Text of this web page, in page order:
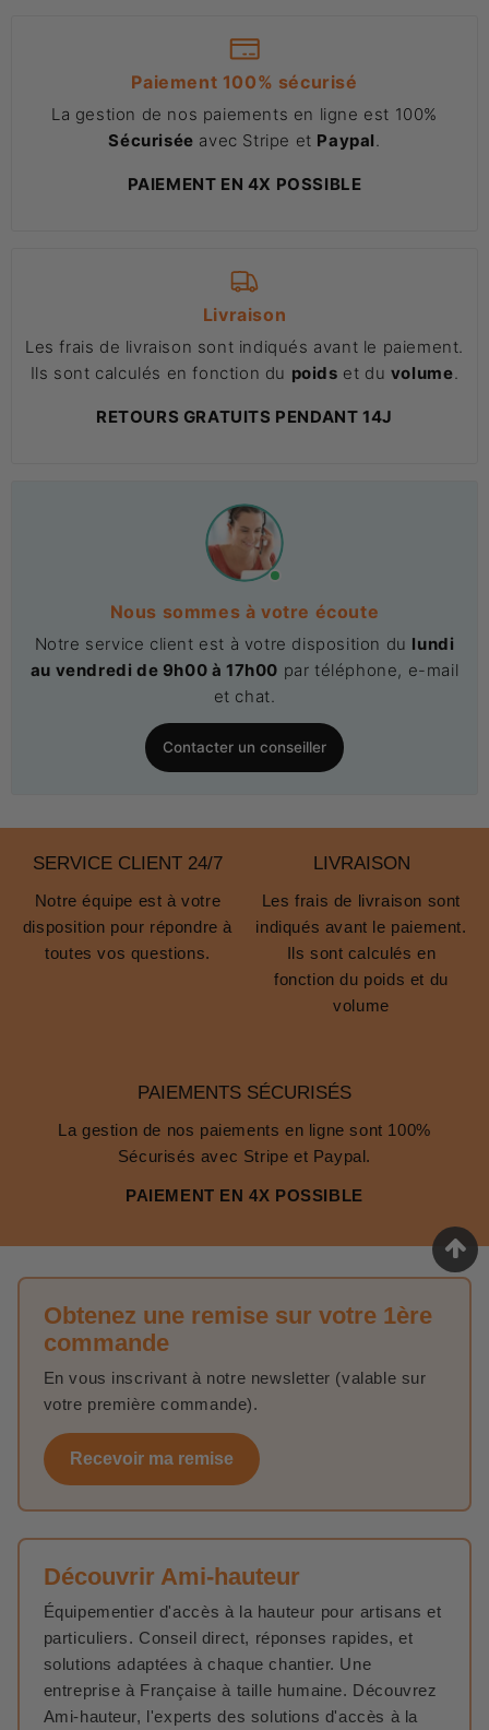
Paiement 100% sécurisé
La gestion de nos paiements en ligne est 100%
Sécurisée avec Stripe et Paypal
PAIEMENT EN 4X POSSIBLE
Livraison
Les frais de livraison sont indiqués avant le paiement.
Ils sont calculés en fonction du poids et du volume
RETOURS GRATUITS PENDANT 14J
Nous sommes à votre écoute
Notre service client est à votre disposition du lundi
au vendredi de 9h00 à 17h00 par téléphone, e-mail
et chat.
Contacter un conseiller
SERVICE CLIENT 24/7
Notre équipe est à votre
disposition pour répondre à
toutes vos questions.
LIVRAISON
Les frais de livraison sont
indiqués avant le paiement.
Ils sont calculés en
fonction du poids et du
volume
PAIEMENTS SÉCURISÉS
La gestion de nos paiements en ligne sont 100%
Sécurisés avec Stripe et Paypal.
PAIEMENT EN 4X POSSIBLE
Obtenez une remise sur votre 1ère
commande
En vous inscrivant à notre newsletter (valable sur
votre première commande).
Recevoir ma remise
Découvrir Ami-hauteur
Équipementier d'accès à la hauteur pour artisans et
particuliers. Conseil direct, réponses rapides, et
solutions adaptées à chaque chantier. Une
entreprise à Française à taille humaine. Découvrez
Ami-hauteur, l'experts des solutions d'accès à la